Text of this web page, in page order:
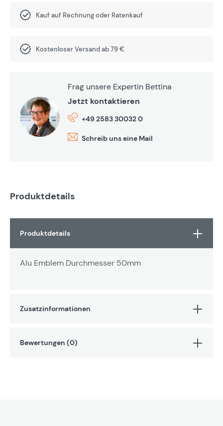
Kauf auf Rechnung oder Ratenkauf
Kostenloser Versand ab 79 €
Frag unsere Expertin Bettina
Jetzt kontaktieren
+49 2583 30032 0
Schreib uns eine Mail
Produktdetails
Produktdetails
Alu Emblem Durchmesser 50mm
Zusatzinformationen
Bewertungen (0)